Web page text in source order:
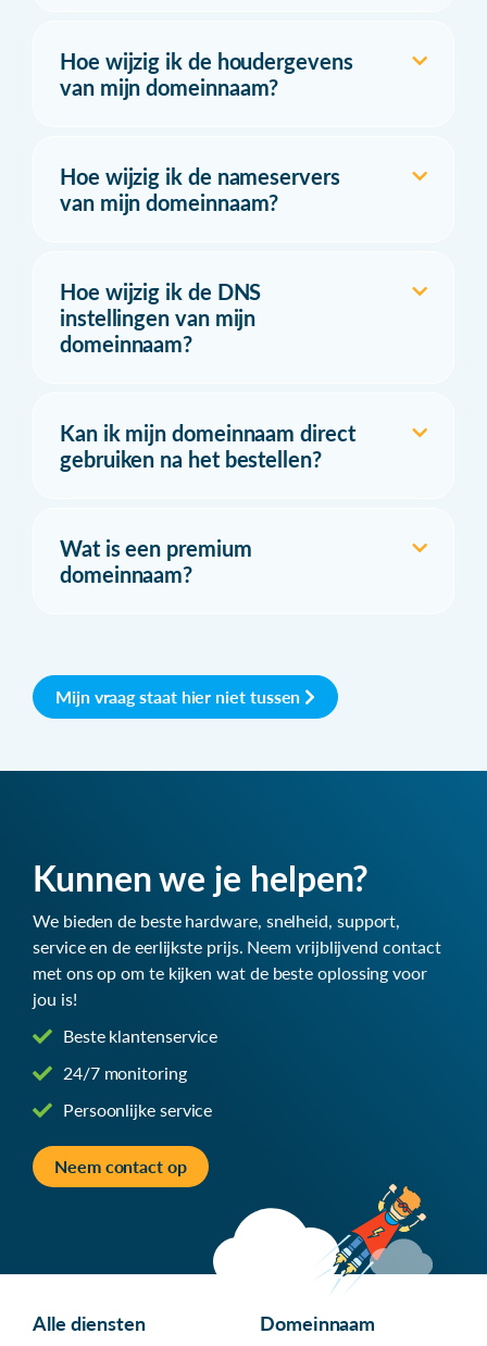
Hoe wijzig ik de houdergevens
van mijn domeinnaam?
Hoe wijzig ik de nameservers
van mijn domeinnaam?
Hoe wijzig ik de DNS
instellingen van mijn
domeinnaam?
Kan ik mijn domeinnaam direct
gebruiken na het bestellen?
Wat is een premium
domeinnaam?
Mijn vraag staat hier niet tussen
Kunnen we je helpen?
We bieden de beste hardware, snelheid, support,
service en de eerlijkste prijs. Neem vrijblijvend contact
met ons op om te kijken wat de beste oplossing voor
jou is!
Beste klantenservice
24/7 monitoring
Persoonlijke service
Neem contact op
Alle diensten Domeinnaam